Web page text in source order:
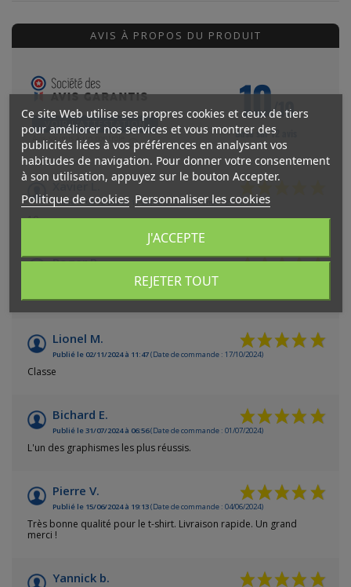
AVIS À PROPOS DU PRODUIT
VOIR L'ATTESTATION
Avis soumis à un contrôle
10/10
Basé sur 12 avis
Xavier L.
Publié le 06/12/2024 à 11:53(Date de commande : 23/11/2024)
10
Roger P.
Publié le 14/11/2024 à 22:54 (Date de commande : 02/11/2024)
Lionel M.
Publié le 02/11/2024 à 11:47(Date de commande : 17/10/2024)
Classe
Bichard E.
Publié le 31/07/2024 à 06:56(Date de commande : 01/07/2024)
L'un des graphismes les plus réussis.
Pierre V.
Publié le 15/06/2024 à 19:13(Date de commande : 04/06/2024)
Très bonne qualité pour le t-shirt. Livraison rapide. Un grand
merci !
Yannick b.
Ce site Web utilise ses propres cookies et ceux de tiers
pour améliorer nos services et vous montrer des
publicités liées à vos préférences en analysant vos
habitudes de navigation. Pour donner votre consentement
à son utilisation, appuyez sur le bouton Accepter.
Politique de cookies Personnaliser les cookies
REJETER TOUT
J'ACCEPTE